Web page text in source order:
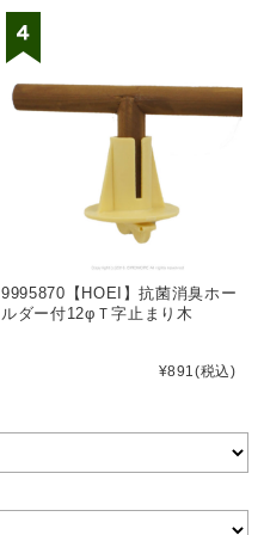
9995870【HOEI】抗菌消臭ホー
ルダー付12φＴ字止まり木
¥891(税込)